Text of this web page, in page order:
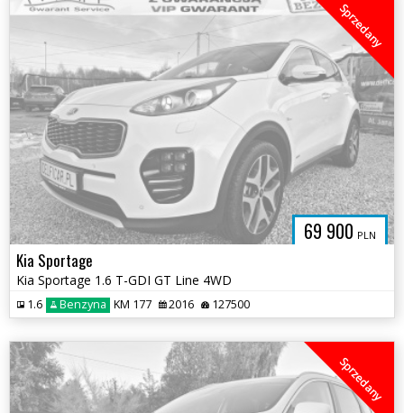
69 900 PLN
Sprzedany
Kia Sportage
Kia Sportage 1.6 T-GDI GT Line 4WD
1.6 Benzyna KM 177 2016 127500
Sprzedany